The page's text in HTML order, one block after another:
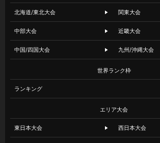
北海道/東北大会 関東大会
中部大会 近畿大会
中国/四国大会 九州/沖縄大会
世界ランク枠
ランキング
エリア大会
東日本大会 西日本大会